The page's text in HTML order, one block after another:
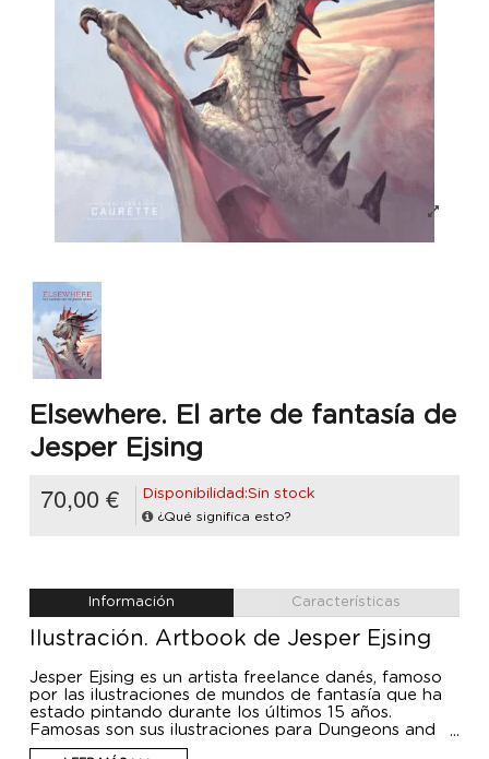
Elsewhere. El arte de fantasía de
Jesper Ejsing
70,00 € Disponibilidad:Sin stock
¿Qué significa esto?
Información Características
Ilustración. Artbook de Jesper Ejsing
Jesper Ejsing es un artista freelance danés, famoso
por las ilustraciones de mundos de fantasía que ha
estado pintando durante los últimos 15 años.
Famosas son sus ilustraciones para Dungeons and
Dragons, World of Warcraft y para Magic The